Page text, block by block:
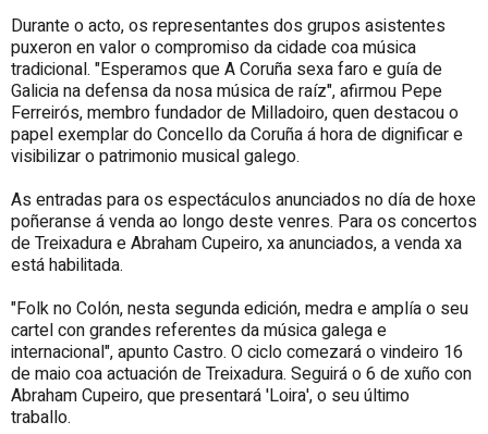
Durante o acto, os representantes dos grupos asistentes
puxeron en valor o compromiso da cidade coa música
tradicional. "Esperamos que A Coruña sexa faro e guía de
Galicia na defensa da nosa música de raíz", afirmou Pepe
Ferreirós, membro fundador de Milladoiro, quen destacou o
papel exemplar do Concello da Coruña á hora de dignificar e
visibilizar o patrimonio musical galego.
As entradas para os espectáculos anunciados no día de hoxe
poñeranse á venda ao longo deste venres. Para os concertos
de Treixadura e Abraham Cupeiro, xa anunciados, a venda xa
está habilitada.
"Folk no Colón, nesta segunda edición, medra e amplía o seu
cartel con grandes referentes da música galega e
internacional", apunto Castro. O ciclo comezará o vindeiro 16
de maio coa actuación de Treixadura. Seguirá o 6 de xuño con
Abraham Cupeiro, que presentará 'Loira', o seu último
traballo.